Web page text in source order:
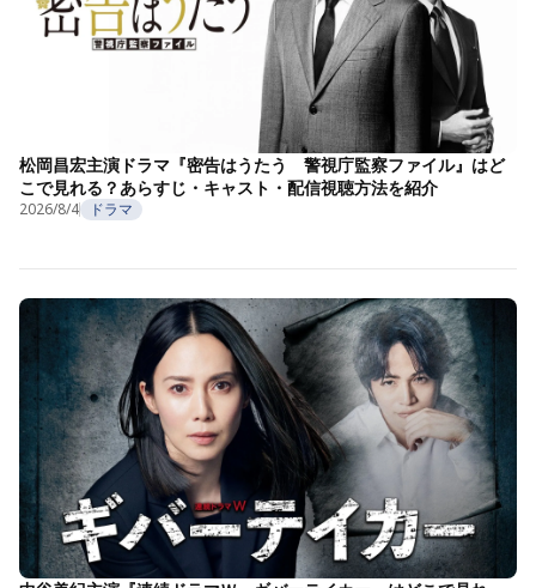
松岡昌宏主演ドラマ『密告はうたう 警視庁監察ファイル』はど
こで見れる？あらすじ・キャスト・配信視聴方法を紹介
2026/8/4 ドラマ